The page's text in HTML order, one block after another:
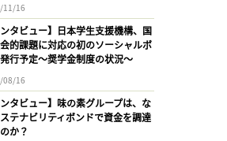
11/16
ンタビュー】日本学生支援機構、国
的課題に対応の初のソーシャルボ
行予定〜奨学金制度の状況〜
08/16
ンタビュー】味の素グループは、な
テナビリティボンドで資金を調達
か？